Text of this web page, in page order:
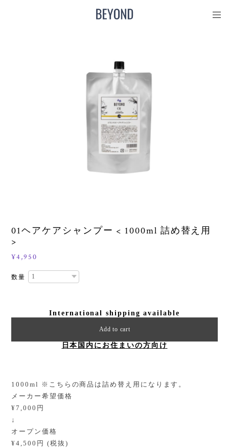
01ヘアケアシャンプー < 1000ml 詰め替え用
>
¥4,950
数量
International shipping available
Add to cart
日本国内にお住まいの方向け
1000ml ※こちらの商品は詰め替え用になります。
メーカー希望価格
¥7,000円
↓
オープン価格
¥4,500円 (税抜)